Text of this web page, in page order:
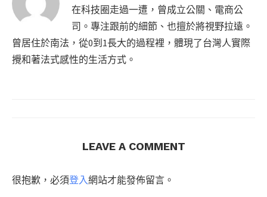
在科技圈走過一遭，曾成立公關、電商公
司。專注跟前的細節、也擅於將視野拉遠。
曾居住於南法，從0到1長大的過程裡，體現了台灣人實際
攪和著法式感性的生活方式。
LEAVE A COMMENT
很抱歉，必須登入網站才能發佈留言。